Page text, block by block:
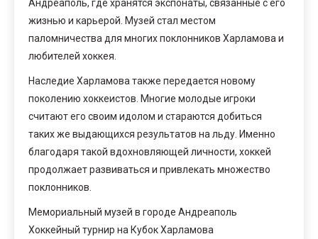
Андреаполь, где хранятся экспонаты, связанные с его
жизнью и карьерой. Музей стал местом
паломничества для многих поклонников Харламова и
любителей хоккея.
Наследие Харламова также передается новому
поколению хоккеистов. Многие молодые игроки
считают его своим идолом и стараются добиться
таких же выдающихся результатов на льду. Именно
благодаря такой вдохновляющей личности, хоккей
продолжает развиваться и привлекать множество
поклонников.
Мемориальный музей в городе Андреаполь
Хоккейный турнир на Кубок Харламова